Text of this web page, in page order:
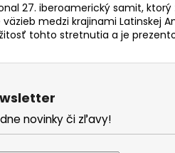
27. iberoamerický samit,
medzi krajinami Latinskej
tohto stretnutia a je
novinky či zľavy!